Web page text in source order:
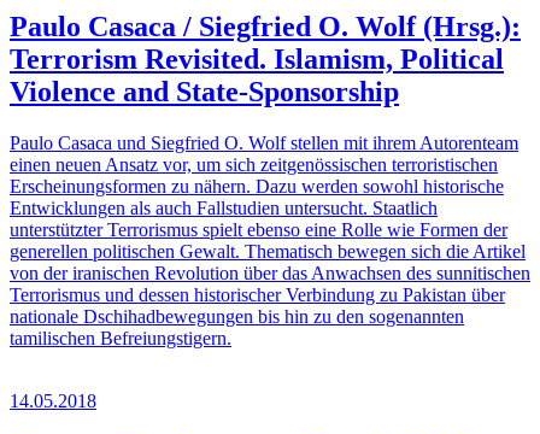
Paulo Casaca / Siegfried O. Wolf (Hrsg.):
Terrorism Revisited. Islamism, Political
Violence and State-Sponsorship
Paulo Casaca und Siegfried O. Wolf stellen mit ihrem Autorenteam
einen neuen Ansatz vor, um sich zeitgenössischen terroristischen
Erscheinungsformen zu nähern. Dazu werden sowohl historische
Entwicklungen als auch Fallstudien untersucht. Staatlich
unterstützter Terrorismus spielt ebenso eine Rolle wie Formen der
generellen politischen Gewalt. Thematisch bewegen sich die Artikel
von der iranischen Revolution über das Anwachsen des sunnitischen
Terrorismus und dessen historischer Verbindung zu Pakistan über
nationale Dschihadbewegungen bis hin zu den sogenannten
tamilischen Befreiungstigern.
14.05.2018